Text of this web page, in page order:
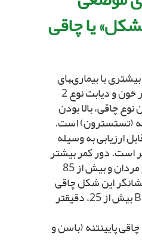
یا چاقى
با بیمارى‏هاى
قلبى - عروقى، فشار خون و دیابت نوع 2
نوع چاقى، بالا بودن
(تستسترون) است.
ارزیابى به وسیله
است. دور کمر بیشتر
از 100 سانتى‏متر در مردان و بیش از 85
این شکل چاقى
است که در کنار BMI بیش از 25، دقیق‏تر
پایین‏تنه (باسن و